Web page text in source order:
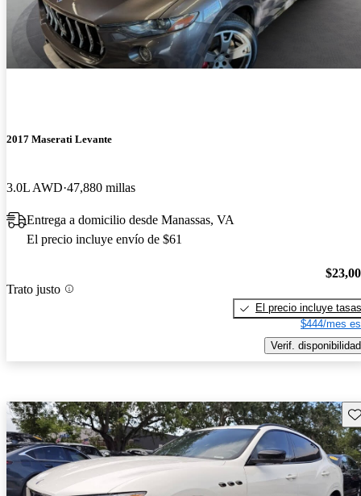
2017 Maserati Levante
3.0L AWD 47,880 millas
Entrega a domicilio desde Manassas, VA
El precio incluye envío de $61
Trato justo
El precio incluye tasas
$444/mes
Verif. disponibilidad